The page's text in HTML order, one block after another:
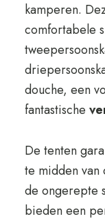
kamperen.
comfortabele
douche, een
fantastische
De tenten
te midden van
de ongerepte
bieden een